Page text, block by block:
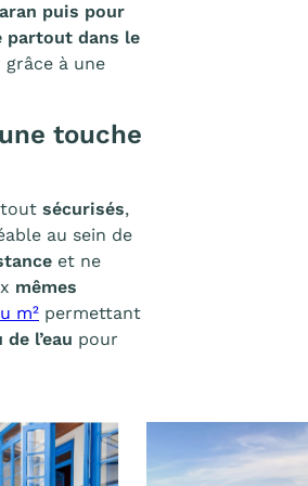
puis pour
partout dans le
grâce à une
touche
tout sécurisés,
au sein de
et ne
mêmes
m² permettant
l’eau pour